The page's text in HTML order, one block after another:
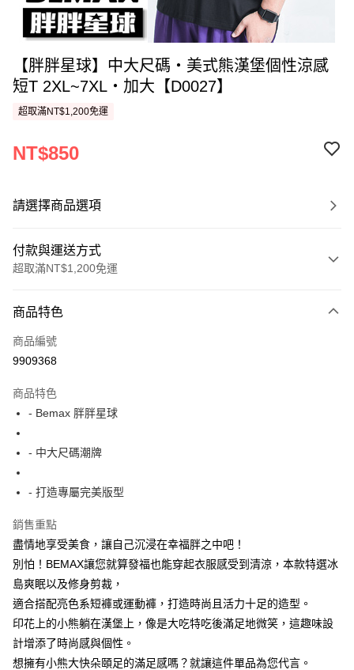
【胖胖星球】中大尺碼‧美式熊漢堡個性涼感
短T 2XL~7XL‧加大【D0027】
超取滿NT$1,200免運
NT$850
請選擇商品選項
付款與運送方式
超取滿NT$1,200免運
信用卡一次付款
超商取貨付款
Apple Pay
街口支付
AFTEE先享後付
相關說明
AFTEE先享後付是「在收到商品之後才付款」的支付方式。 讓您購物簡單
便利好安心！
１．簡單：不需註冊會員、不需綁卡、不需儲值。
２．便利：只要手機號碼，簡訊認證，即可結帳。
３．安心：先確認商品／服務後，再付款。
１．於結帳方式選擇「AFTEE先享後付」後，將跳轉至「AFTEE先享後付」
結帳頁面，進行簡訊認證並確認金額後，即可完成結帳。
ATM付款
運送方式
全家付款取貨
每筆NT$150
7-11付款取貨
商品特色
商品編號
9909368
商品特色
- Bemax 胖胖星球
- 中大尺碼潮牌
- 打造專屬完美版型
銷售重點
盡情地享受美食，讓自己沉浸在幸福胖之中吧！
別怕！BEMAX讓您就算發福也能穿起衣服感受到清涼，本款特選冰
島爽眠以及修身剪裁，
適合搭配亮色系短褲或運動褲，打造時尚且活力十足的造型。
印花上的小熊躺在漢堡上，像是大吃特吃後滿足地微笑，這趣味設
計增添了時尚感與個性。
想擁有小熊大快朵頤足的滿足感嗎？就讓這件單品為您代言。